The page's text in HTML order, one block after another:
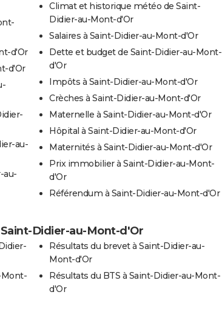
d'Or
d'Or
au-
au-
Climat et historique météo de Saint-
Didier-au-Mont-d'Or
Salaires à Saint-Didier-au-Mont-d'Or
Dette et budget de Saint-Didier-au-Mont-
d'Or
Impôts à Saint-Didier-au-Mont-d'Or
Crèches à Saint-Didier-au-Mont-d'Or
Maternelle à Saint-Didier-au-Mont-d'Or
Hôpital à Saint-Didier-au-Mont-d'Or
Maternités à Saint-Didier-au-Mont-d'Or
Prix immobilier à Saint-Didier-au-Mont-
d'Or
Référendum à Saint-Didier-au-Mont-d'Or
Didier-au-Mont-d'Or
Mont-
Résultats du brevet à Saint-Didier-au-
Mont-d'Or
Résultats du BTS à Saint-Didier-au-Mont-
d'Or